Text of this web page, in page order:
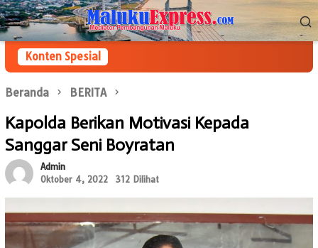
Loncat
ke
konten
Menu
Mobile
Konten Spesial
Beranda BERITA
Kapolda Berikan Motivasi Kepada
Sanggar Seni Boyratan
Admin
Oktober 4, 2022
312 Dilihat